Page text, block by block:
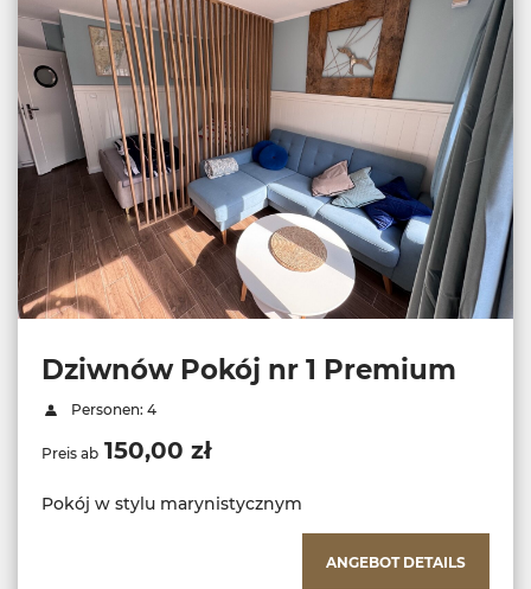
Dziwnów Pokój nr 1 Premium
Personen: 4
Preis ab 150,00 zł
Pokój w stylu marynistycznym
ANGEBOT DETAILS